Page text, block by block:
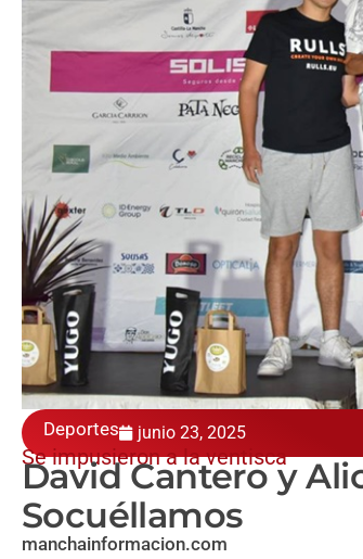
Deportes junio 23, 2025
Se impusieron a la ventisca
David Cantero y
Socuéllamos
manchainformacion.com